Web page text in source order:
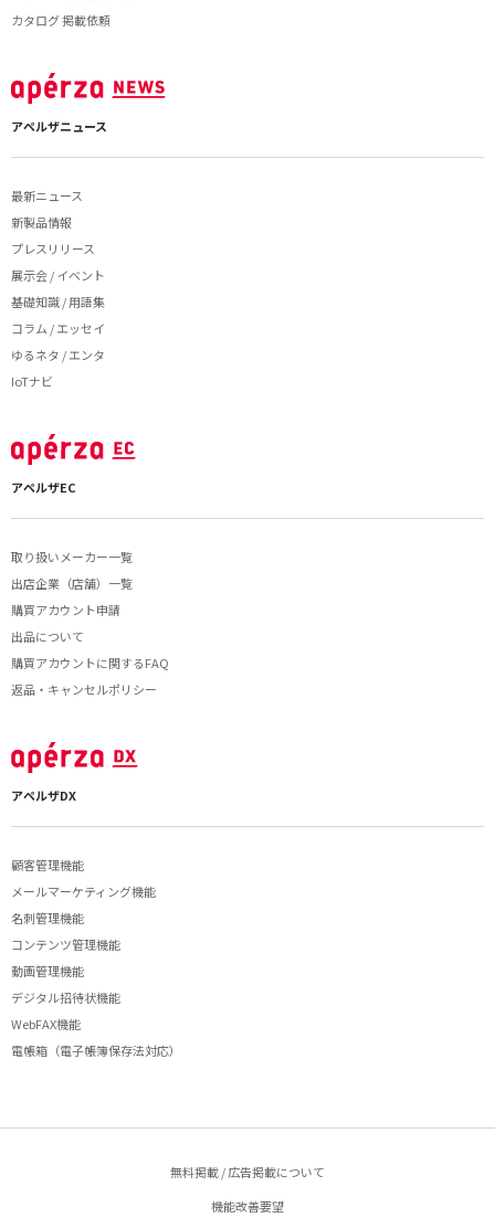
カタログ 掲載依頼
アペルザニュース
最新ニュース
新製品情報
プレスリリース
展示会 / イベント
基礎知識 / 用語集
コラム / エッセイ
ゆるネタ / エンタ
IoTナビ
アペルザEC
取り扱いメーカー一覧
出店企業（店舗）一覧
購買アカウント申請
出品について
購買アカウントに関するFAQ
返品・キャンセルポリシー
アペルザDX
顧客管理機能
メールマーケティング機能
名刺管理機能
コンテンツ管理機能
動画管理機能
デジタル招待状機能
WebFAX機能
電帳箱（電子帳簿保存法対応）
無料掲載 / 広告掲載について
機能改善要望